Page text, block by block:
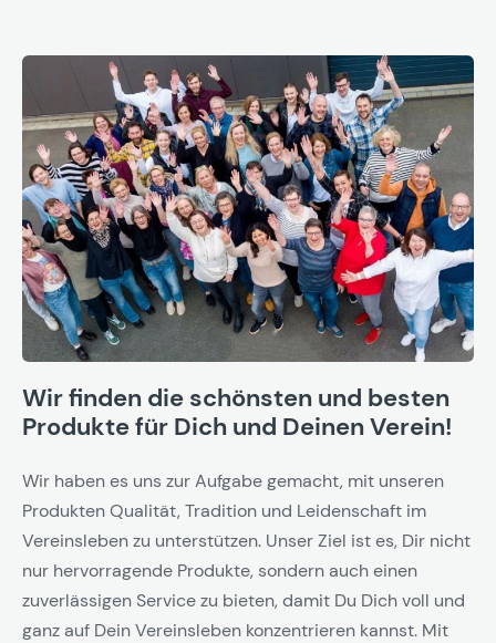
Wir finden die schönsten und besten
Produkte für Dich und Deinen Verein!
Wir haben es uns zur Aufgabe gemacht, mit unseren
Produkten Qualität, Tradition und Leidenschaft im
Vereinsleben zu unterstützen. Unser Ziel ist es, Dir nicht
nur hervorragende Produkte, sondern auch einen
zuverlässigen Service zu bieten, damit Du Dich voll und
ganz auf Dein Vereinsleben konzentrieren kannst. Mit